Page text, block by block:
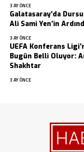
3 AY ÖNCE
Galatasaray’da
Ali Sami Yen’in
3 AY ÖNCE
UEFA Konferans
Bugün Belli Oluyor:
Shakhtar
3 AY ÖNCE